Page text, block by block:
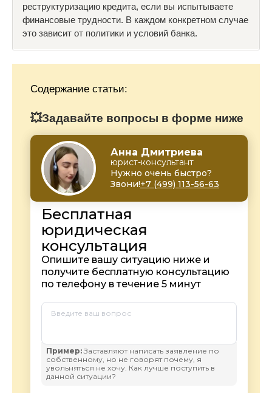
реструктуризацию кредита, если вы испытываете
финансовые трудности. В каждом конкретном случае
это зависит от политики и условий банка.
Содержание статьи:
💥Задавайте вопросы в форме ниже